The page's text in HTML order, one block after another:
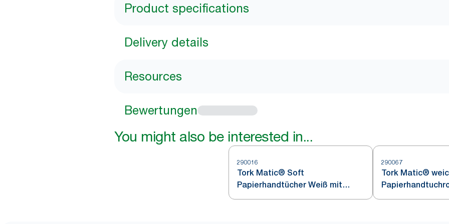
Product specifications
Delivery details
Resources
Bewertungen
You might also be interested in...
290016
Tork Matic® Soft
Papierhandtücher Weiß mit
blauem Blätterdesign H1
290067
Tork Matic®
grauem